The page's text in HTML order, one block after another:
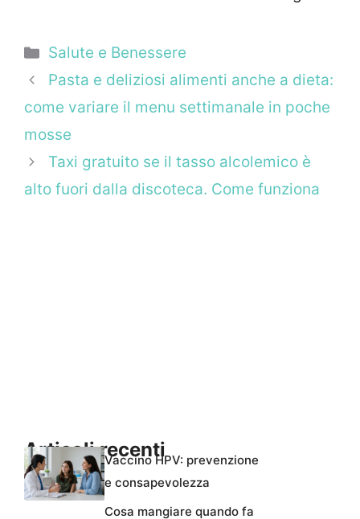
Categorie
Salute e Benessere
Pasta e deliziosi alimenti anche a dieta:
come variare il menu settimanale in poche
mosse
Taxi gratuito se il tasso alcolemico è
alto fuori dalla discoteca. Come funziona
Articoli recentiVaccino HPV: prevenzione
e consapevolezza
Cosa mangiare quando fa